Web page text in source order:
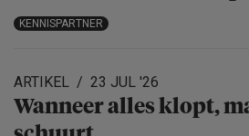
KENNISPARTNER
ARTIKEL 23 JUL '26
Wanneer alles klopt,